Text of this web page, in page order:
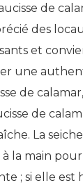
de
des
et
une
de
de
La
à la main
; si elle est